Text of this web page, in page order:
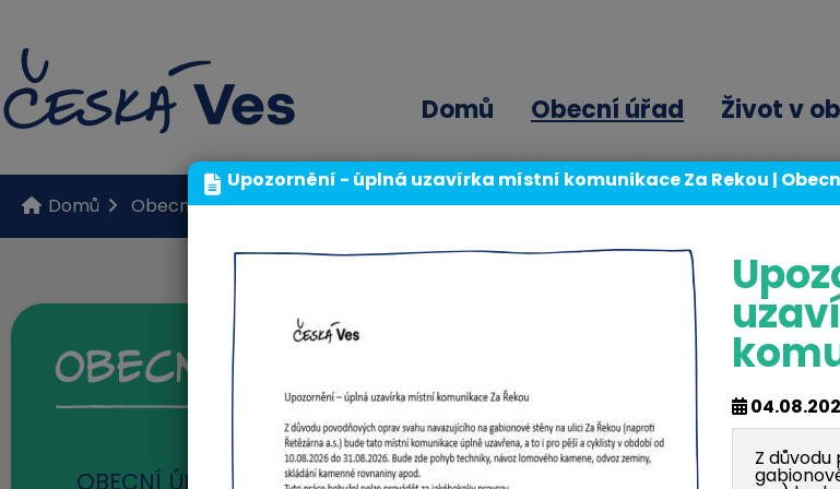
Domů Obecní úřad Život v
Domů Obecní úřad Obecní úřad Formuláře
Obecní úřad
OBECNÍ ÚŘAD
Formuláře
Upozornění - úplná uzavírka místní komunikace Za Řekou |
Z